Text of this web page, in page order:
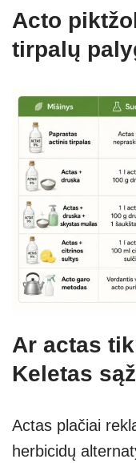
Acto
tirpalų
Ar actas
Keletas
Actas plačiai
herbicidų